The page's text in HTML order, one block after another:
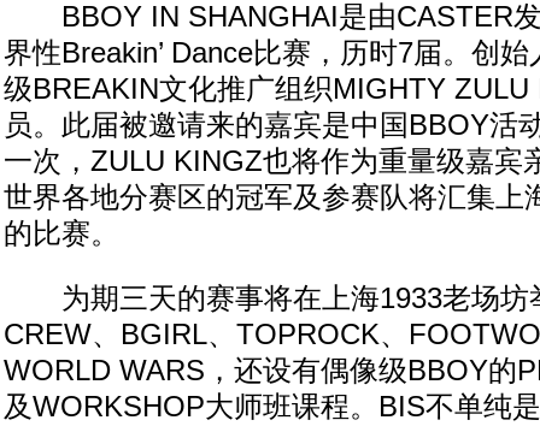
BBOY IN SHANGHAI是由CASTER发
界性Breakin’ Dance比赛，历时7届。创
级BREAKIN文化推广组织MIGHTY
员。此届被邀请来的嘉宾是中国BBOY活
一次，ZULU KINGZ也将作为重量级嘉宾
世界各地分赛区的冠军及参赛队将汇集上
的比赛。
为期三天的赛事将在上海1933老场坊
CREW、BGIRL、TOPROCK、
WORLD WARS，还设有偶像级BBOY的
及WORKSHOP大师班课程。BIS不单纯